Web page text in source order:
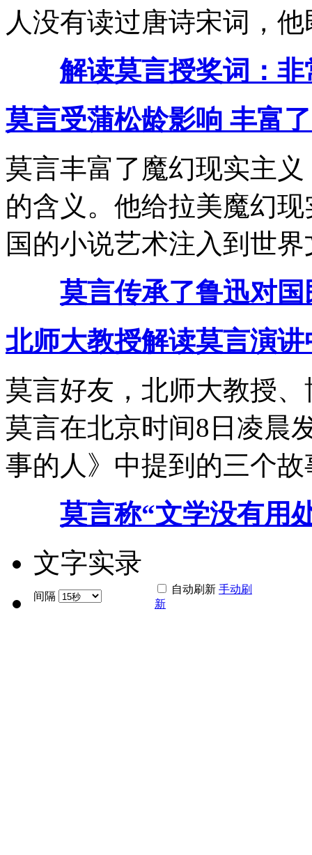
人没有读过唐诗宋词，
解读莫言授奖词：
莫言受蒲松龄影响 丰富
莫言丰富了魔幻现实主
的含义。他给拉美魔幻
国的小说艺术注入到世
莫言传承了鲁迅对
北师大教授解读莫言演
莫言好友，北师大教授
莫言在北京时间8日凌晨
事的人》中提到的三个故
莫言称“文学没有用
文字实录
间隔
自动刷新 手动刷
新